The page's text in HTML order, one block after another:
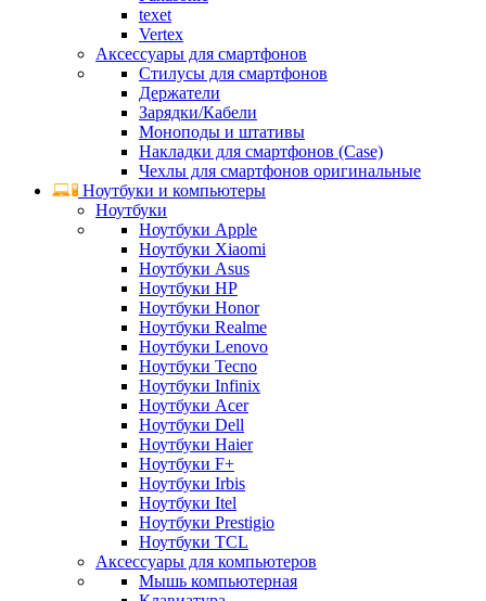
texet
Vertex
Аксессуары для смартфонов
Стилусы для смартфонов
Держатели
Зарядки/Кабели
Моноподы и штативы
Накладки для смартфонов (Case)
Чехлы для смартфонов оригинальные
Ноутбуки и компьютеры
Ноутбуки
Ноутбуки Apple
Ноутбуки Xiaomi
Ноутбуки Asus
Ноутбуки HP
Ноутбуки Honor
Ноутбуки Realme
Ноутбуки Lenovo
Ноутбуки Tecno
Ноутбуки Infinix
Ноутбуки Acer
Ноутбуки Dell
Ноутбуки Haier
Ноутбуки F+
Ноутбуки Irbis
Ноутбуки Itel
Ноутбуки Prestigio
Ноутбуки TCL
Аксессуары для компьютеров
Мышь компьютерная